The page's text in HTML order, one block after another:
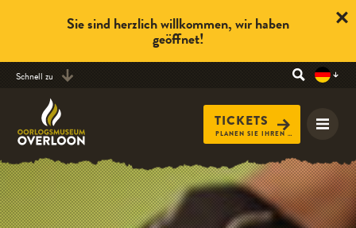
Schnell zu
TICKETS
PLANEN SIE IHREN BESUCH
Sie sind herzlich willkommen, wir haben
geöffnet!